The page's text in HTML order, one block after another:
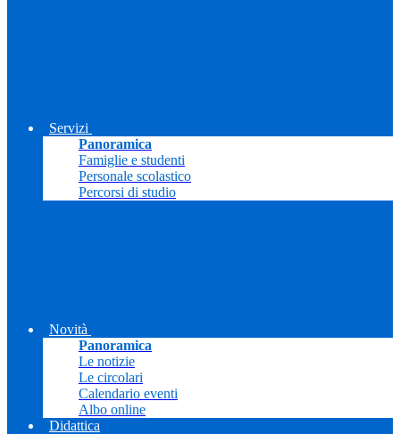
Servizi
Panoramica
Famiglie e studenti
Personale scolastico
Percorsi di studio
Novità
Panoramica
Le notizie
Le circolari
Calendario eventi
Albo online
Didattica